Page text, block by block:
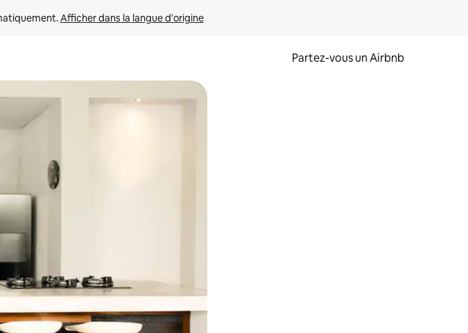
Afficher dans la langue d'origine
Partez-vous un Airbnb
le bas, ou en appuyant dessus et en les faisant glisser.